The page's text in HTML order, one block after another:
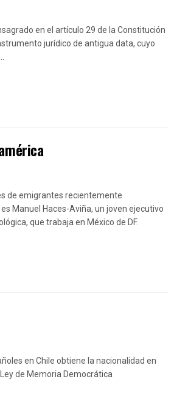
en el artículo 29 de la Constitución
jurídico de antigua data, cuyo
de emigrantes recientemente
Manuel Haces-Aviña, un joven ejecutivo
que trabaja en México de DF.
en Chile obtiene la nacionalidad en
de Memoria Democrática